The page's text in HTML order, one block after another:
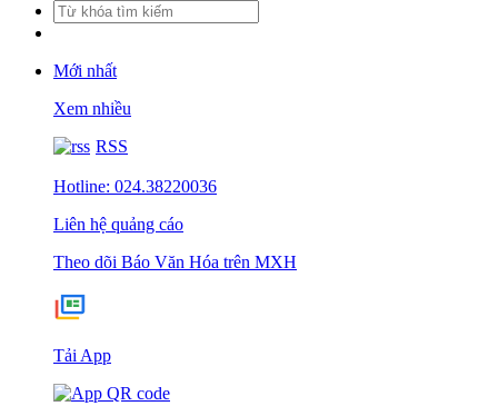
Mới nhất
Xem nhiều
RSS
Hotline: 024.38220036
Liên hệ quảng cáo
Theo dõi Báo Văn Hóa trên MXH
Tải App